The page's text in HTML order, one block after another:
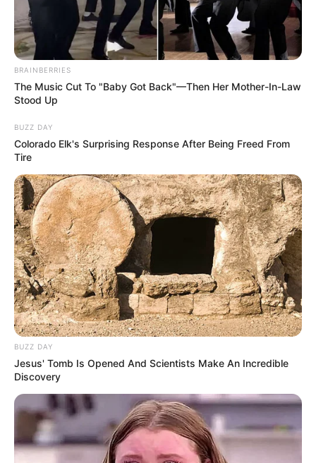
Позиція поліції
Поліція Закарпаття підтвердила, що за фактом
смерті п’ятимісячного хлопчика відкрито
кримінальне провадження за ч. 2 ст. 140
Кримінального кодексу України — неналежне
виконання медичними працівниками професійних
обов’язків. Ініціатором звернення став 21-річний
батько дитини.
BRAINBERRIES
The Music Cut To "Baby Got Back"—Then Her Mother-In-Law
Stood Up
BUZZ DAY
Colorado Elk's Surprising Response After Being Freed From
Tire
BUZZ DAY
Jesus' Tomb Is Opened And Scientists Make An Incredible
Discovery